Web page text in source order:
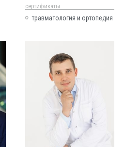
cертификаты
травматология и ортопедия